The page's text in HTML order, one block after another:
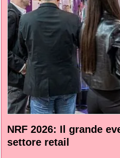
NRF 2026: Il grande
settore retail